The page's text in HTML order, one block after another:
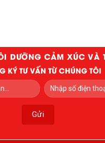
DƯỠNG CẢM XÚC VÀ
KÝ TƯ VẤN TỪ CHÚNG TÔI